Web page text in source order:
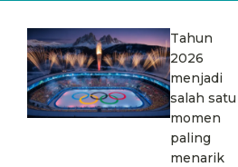
Tahun
2026
menjadi
salah satu
momen
paling
menarik